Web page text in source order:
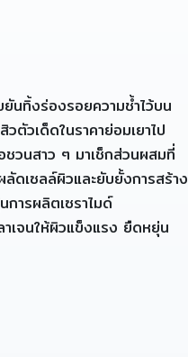
นทิ้งร่องรอยความช้ำไว้บน
วเด็ดในราคาย่อมเยาไป
วนสาว ๆ มาเช็กส่วนผสมที่
เซลล์ผิวและยับยั้งการสร้าง
ารผลิตเซราไมด์
เจนให้ผิวแข็งแรง ยืดหยุ่น